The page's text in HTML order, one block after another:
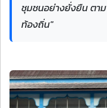
ชุมชนอย่างยั่งยืน ตา
ท้องถิ่น"